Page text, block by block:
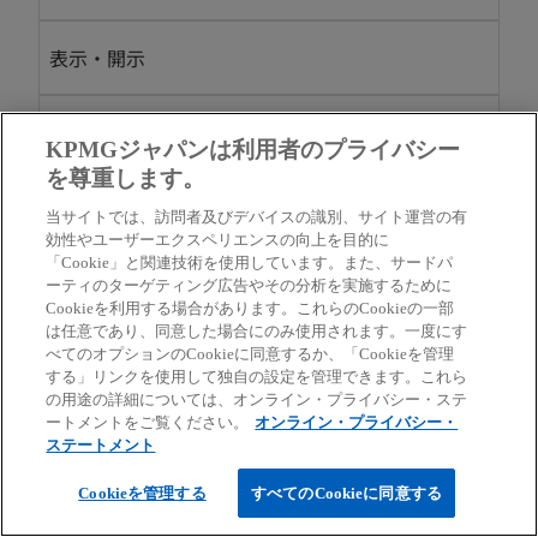
表示・開示
2025/4/23
解説記事・ガイドライン
必見！IFRS 18実践ポイント 第4回 特定の主要な事
業活動を有する企業の収益及び費用の分類新
い
タ
ブ
で
開
く
IFRS適用企業はIFRS第18号の適用に向け検討を進
めています。本解説シリーズではIFRS第18号の主
な留意点を紹介します。 第4回目の本稿では、特定
の主要な事業活動を有する企業の収益及び費用の
分類について解説します。
あずさ監査法人
KPMGジャパンは利用者のプライバシー
を尊重します。
当サイトでは、訪問者及びデバイスの識別、サイト運営の有
効性やユーザーエクスペリエンスの向上を目的に
「Cookie」と関連技術を使用しています。また、サードパ
ーティのターゲティング広告やその分析を実施するために
Cookieを利用する場合があります。これらのCookieの一部
は任意であり、同意した場合にのみ使用されます。一度にす
べてのオプションのCookieに同意するか、「Cookieを管理
する」リンクを使用して独自の設定を管理できます。これら
の用途の詳細については、オンライン・プライバシー・ステ
ートメントをご覧ください。
オンライン・プライバシー・
ステートメント
Cookieを管理する すべてのCookieに同意する